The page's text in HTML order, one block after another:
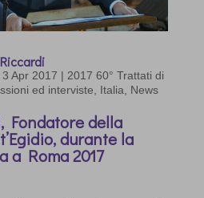
3 Apr 2017 | 2017 60° Trattati di
ed interviste Italia News
Fondatore della
durante la
a Roma 2017